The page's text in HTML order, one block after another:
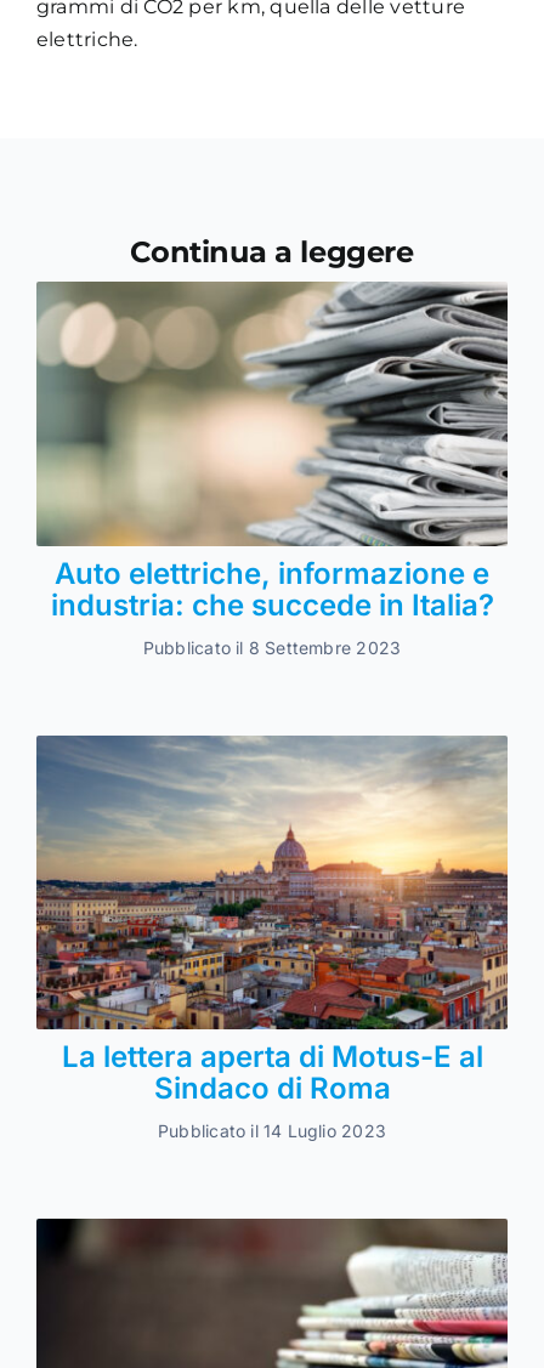
grammi di CO2 per km, quella delle vetture
elettriche.
Continua a leggere
Auto elettriche, informazione e
industria: che succede in Italia?
Pubblicato il 8 Settembre 2023
La lettera aperta di Motus-E al
Sindaco di Roma
Pubblicato il 14 Luglio 2023